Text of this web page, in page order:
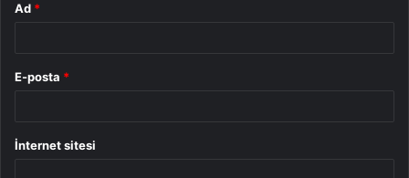
Ad *
E-posta *
İnternet sitesi